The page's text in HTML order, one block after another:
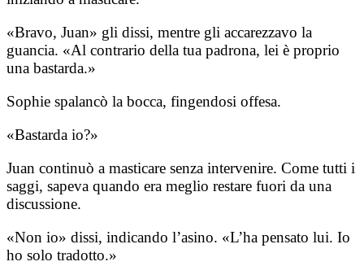
«Bravo, Juan» gli dissi, mentre gli accarezzavo la
guancia. «Al contrario della tua padrona, lei è proprio
una bastarda.»
Sophie spalancò la bocca, fingendosi offesa.
«Bastarda io?»
Juan continuò a masticare senza intervenire. Come tutti i
saggi, sapeva quando era meglio restare fuori da una
discussione.
«Non io» dissi, indicando l’asino. «L’ha pensato lui. Io
ho solo tradotto.»